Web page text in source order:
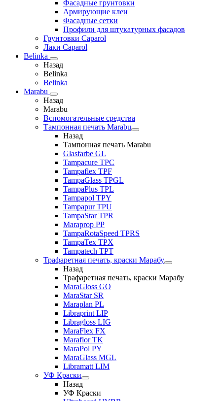
Фасадные грунтовки
Армирующие клеи
Фасадные сетки
Профили для штукатурных фасадов
Грунтовки Caparol
Лаки Caparol
Belinka
Назад
Belinka
Belinka
Marabu
Назад
Marabu
Вспомогательные средства
Тампонная печать Marabu
Назад
Тампонная печать Marabu
Glasfarbe GL
Tampacure TPC
Tampaflex TPF
TampaGlass TPGL
TampaPlus TPL
Tampapol TPY
Tampapur TPU
TampaStar TPR
Maraprop PP
TampaRotaSpeed TPRS
TampaTex TPX
Tampatech TPT
Трафаретная печать, краски Марабу
Назад
Трафаретная печать, краски Марабу
MaraGloss GO
MaraStar SR
Maraplan PL
Libraprint LIP
Libragloss LIG
MaraFlex FX
Maraflor TK
MaraPol PY
MaraGlass MGL
Libramatt LIM
УФ Краски
Назад
УФ Краски